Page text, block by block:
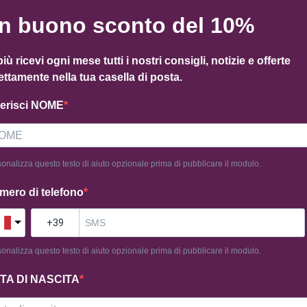
buono sconto del 10%
ricevi ogni mese tutti i nostri consigli, notizie e offerte
nella tua casella di posta.
NOME
questo testo di aiuto opzionale prima di pubblicare il modulo.
di telefono
questo testo di aiuto opzionale prima di pubblicare il modulo.
DI NASCITA
CategoriaAmaranto